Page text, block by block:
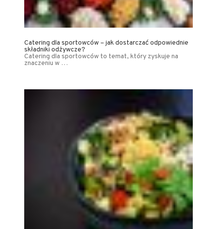
Catering dla sportowców – jak dostarczać odpowiednie
składniki odżywcze?
Catering dla sportowców to temat, który zyskuje na
znaczeniu w …